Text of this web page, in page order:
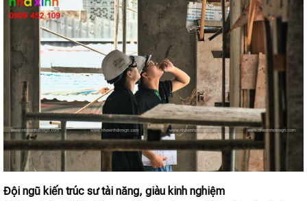
Đội ngũ kiến trúc sư tài năng, giàu kinh nghiệm